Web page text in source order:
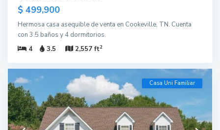
$ 499,900
Hermosa casa asequible de venta en Cookeville, TN. Cuenta
con 3.5 baños y 4 dormitorios.
4
3.5 2,557 ft2
Casa Uni Familiar